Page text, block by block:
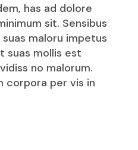
has ad dolore
sit. Sensibus
maloru impetus
suas mollis est
no malorum.
corpora per vis in